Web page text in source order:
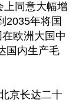
上同意大幅增
2035年将国
欧洲大国中
国内生产毛
京长达二十